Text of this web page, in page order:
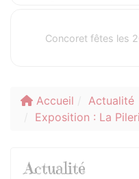
Concoret fêtes les
Accueil
Actualité
Exposition : La
Actualité